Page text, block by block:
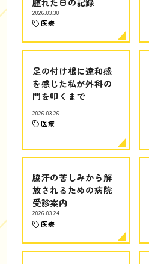
2026.03.30
医療
足の付け根に違和感
を感じた私が外科の
門を叩くまで
2026.03.26
医療
脇汗の苦しみから解
放されるための病院
受診案内
2026.03.24
医療